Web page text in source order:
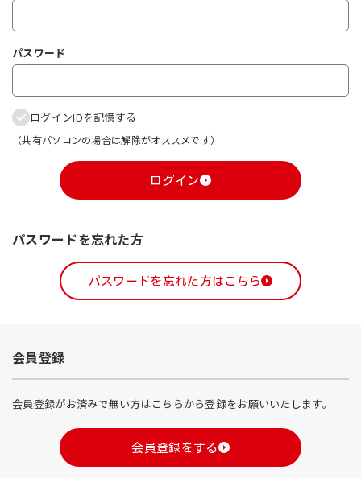
パスワード
ログインIDを記憶する
（共有パソコンの場合は解除がオススメです）
ログイン
パスワードを忘れた方
パスワードを忘れた方はこちら
会員登録
会員登録がお済みで無い方はこちらから登録をお願いいたします。
会員登録をする